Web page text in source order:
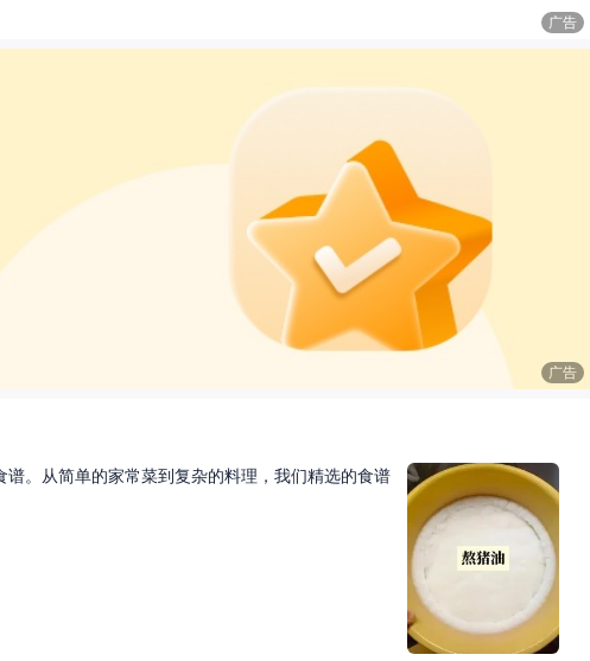
广告
广告
。从简单的家常菜到复杂的料理，我们精选的食谱